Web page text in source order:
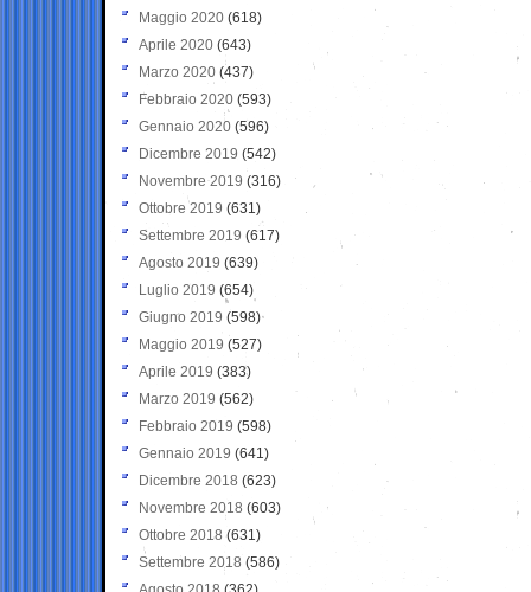
Maggio 2020 (618)
Aprile 2020 (643)
Marzo 2020 (437)
Febbraio 2020 (593)
Gennaio 2020 (596)
Dicembre 2019 (542)
Novembre 2019 (316)
Ottobre 2019 (631)
Settembre 2019 (617)
Agosto 2019 (639)
Luglio 2019 (654)
Giugno 2019 (598)
Maggio 2019 (527)
Aprile 2019 (383)
Marzo 2019 (562)
Febbraio 2019 (598)
Gennaio 2019 (641)
Dicembre 2018 (623)
Novembre 2018 (603)
Ottobre 2018 (631)
Settembre 2018 (586)